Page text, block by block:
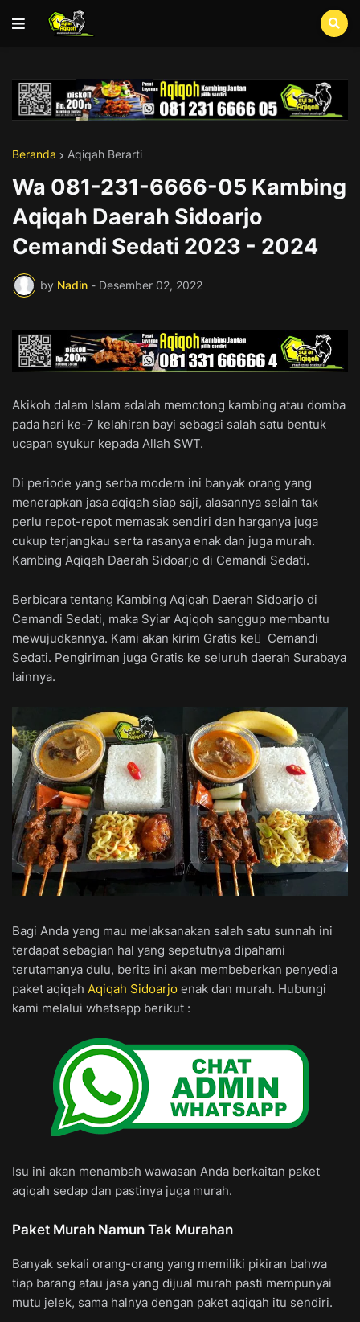
Beranda Aqiqah Berarti
Wa 081-231-6666-05 Kambing
Aqiqah Daerah Sidoarjo
Cemandi Sedati 2023 - 2024
by Nadin - Desember 02, 2022
Akikoh dalam Islam adalah memotong kambing atau domba
pada hari ke-7 kelahiran bayi sebagai salah satu bentuk
ucapan syukur kepada Allah SWT.
Di periode yang serba modern ini banyak orang yang
menerapkan jasa aqiqah siap saji, alasannya selain tak
perlu repot-repot memasak sendiri dan harganya juga
cukup terjangkau serta rasanya enak dan juga murah.
Kambing Aqiqah Daerah Sidoarjo di Cemandi Sedati.
Berbicara tentang Kambing Aqiqah Daerah Sidoarjo di
Cemandi Sedati, maka Syiar Aqiqoh sanggup membantu
mewujudkannya. Kami akan kirim Gratis ke ِ Cemandi
Sedati. Pengiriman juga Gratis ke seluruh daerah Surabaya
lainnya.
Bagi Anda yang mau melaksanakan salah satu sunnah ini
terdapat sebagian hal yang sepatutnya dipahami
terutamanya dulu, berita ini akan membeberkan penyedia
paket aqiqah Aqiqah Sidoarjo enak dan murah. Hubungi
kami melalui whatsapp berikut :
Isu ini akan menambah wawasan Anda berkaitan paket
aqiqah sedap dan pastinya juga murah.
Paket Murah Namun Tak Murahan
Banyak sekali orang-orang yang memiliki pikiran bahwa
tiap barang atau jasa yang dijual murah pasti mempunyai
mutu jelek, sama halnya dengan paket aqiqah itu sendiri.